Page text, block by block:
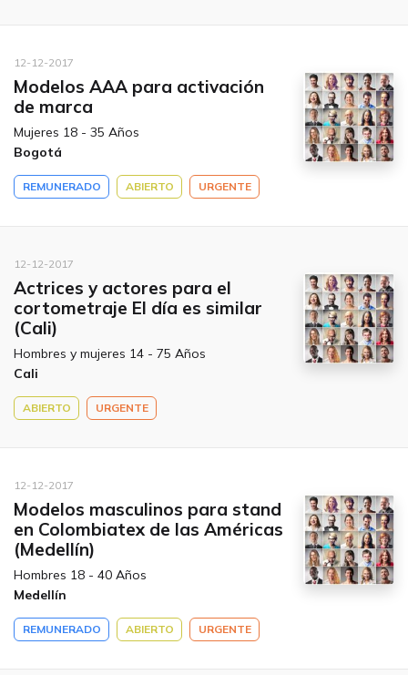
12-12-2017
Modelos AAA para activación
de marca
Mujeres 18 - 35 Años
Bogotá
REMUNERADO ABIERTO URGENTE
12-12-2017
Actrices y actores para el
cortometraje El día es similar
(Cali)
Hombres y mujeres 14 - 75 Años
Cali
ABIERTO URGENTE
12-12-2017
Modelos masculinos para stand
en Colombiatex de las Américas
(Medellín)
Hombres 18 - 40 Años
Medellín
REMUNERADO ABIERTO URGENTE